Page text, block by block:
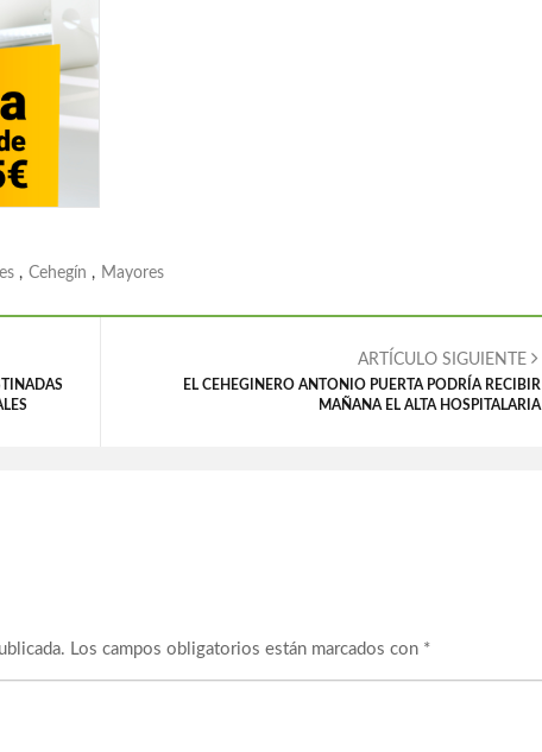
, Cehegín , Mayores
ARTÍCULO SIGUIENTE
EL CEHEGINERO ANTONIO PUERTA PODRÍA RECIBIR
MAÑANA EL ALTA HOSPITALARIA
Los campos obligatorios están marcados con *